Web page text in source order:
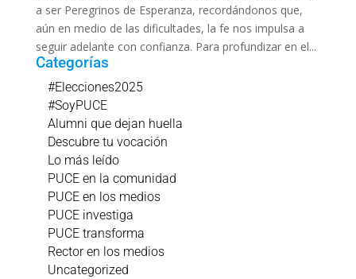
a ser Peregrinos de Esperanza, recordándonos que,
aún en medio de las dificultades, la fe nos impulsa a
seguir adelante con confianza. Para profundizar en el...
Categorías
#Elecciones2025
#SoyPUCE
Alumni que dejan huella
Descubre tu vocación
Lo más leído
PUCE en la comunidad
PUCE en los medios
PUCE investiga
PUCE transforma
Rector en los medios
Uncategorized